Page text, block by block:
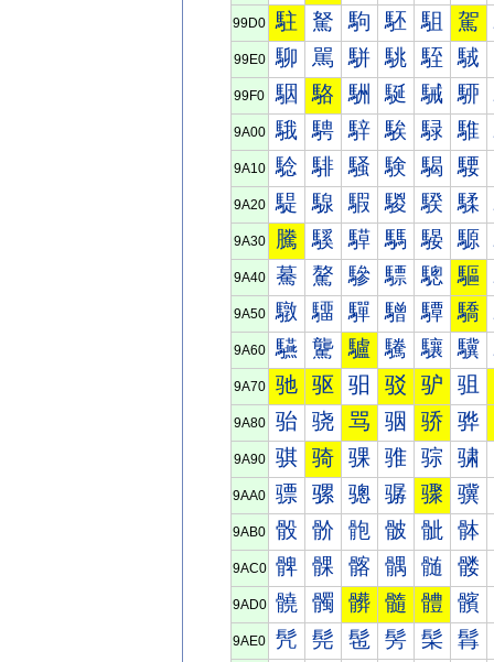
99D0 駐 駑 駒 駓 駔 駕
99E0 駠 駡 駢 駣 駤 駥
99F0 駰 駱 駲 駳 駴 駵
9A00 騀 騁 騂 騃 騄 騅
9A10 騐 騑 騒 験 騔 騕
9A20 騠 騡 騢 騣 騤 騥
9A30 騰 騱 騲 騳 騴 騵
9A40 驀 驁 驂 驃 驄 驅
9A50 驐 驑 驒 驓 驔 驕
9A60 驠 驡 驢 驣 驤 驥
9A70 驰 驱 驲 驳 驴 驵
9A80 骀 骁 骂 骃 骄 骅
9A90 骐 骑 骒 骓 骔 骕
9AA0 骠 骡 骢 骣 骤 骥
9AB0 骰 骱 骲 骳 骴 骵
9AC0 髀 髁 髂 髃 髄 髅
9AD0 髐 髑 髒 髓 體 髕
9AE0 髠 髡 髢 髣 髤 髥